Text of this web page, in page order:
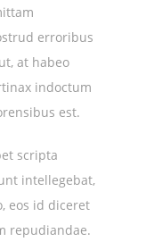
erroribus
at habeo
indoctum
est.
scripta
intellegebat,
eos id diceret
repudiandae.